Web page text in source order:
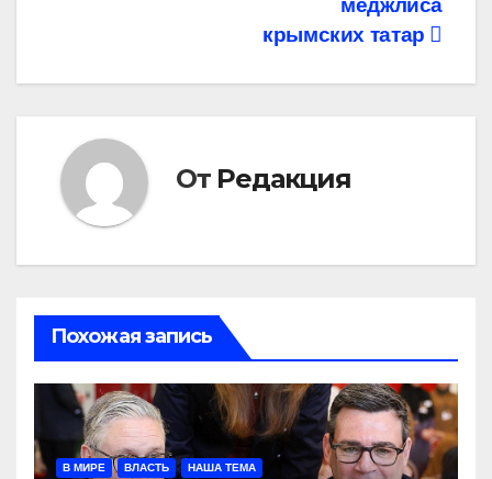
меджлиса
крымских татар
От Редакция
Похожая запись
В МИРЕ ВЛАСТЬ НАША ТЕМА